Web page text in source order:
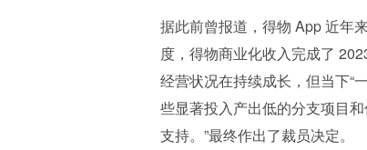
据此前曾报道，得物 App 近年
度，得物商业化收入完成了
经营状况在持续成长，但当下“
些显著投入产出低的分支项目
支持。”最终作出了裁员决定。